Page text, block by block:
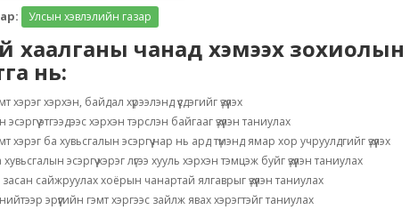
Улсын хэвлэлийн газар
хаалганы чанад хэмээх зохиолын
нь:
хэрэг хэрхэн, байдал хүрээлэнд үүсдэгийг үзүүлэх
этгээдээс хэрхэн тэрслэн байгааг үзүүлэн таниулах
хэрэг ба хувьсгалын эсэргүү нар нь ард түмэнд ямар хор учруулдгийг үзүүлэх
хувьсгалын эсэргүү хэрэг лүгээ хууль хэрхэн тэмцэж буйг үзүүлэн таниулах
сайжруулах хоёрын чанартай ялгаврыг үзүүлэн таниулах
эрүүгийн гэмт хэргээс зайлж явах хэрэгтэйг таниулах